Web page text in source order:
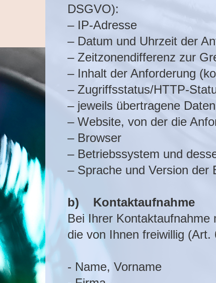
DSGVO):
– IP-Adresse
– Datum und Uhrzeit der
– Zeitzonendifferenz zur
– Inhalt der Anforderung
– Zugriffsstatus/HTTP-
– jeweils übertragene
– Website, von der die
– Browser
– Betriebssystem und
– Sprache und Version der
b) Kontaktaufnahme
Bei Ihrer
die von Ihnen freiwillig
- Name, Vorname